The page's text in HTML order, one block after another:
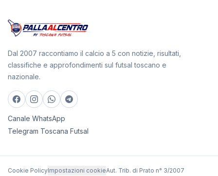
Dal 2007 raccontiamo il calcio a 5 con notizie, risultati,
classifiche e approfondimenti sul futsal toscano e
nazionale.
Canale WhatsApp
Telegram Toscana Futsal
Cookie PolicyImpostazioni cookieAut. Trib. di Prato n° 3/2007